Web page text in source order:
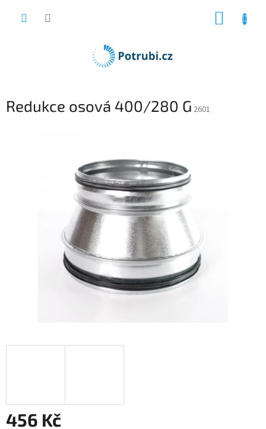
Redukce osová 400/280 G 2601
456 Kč